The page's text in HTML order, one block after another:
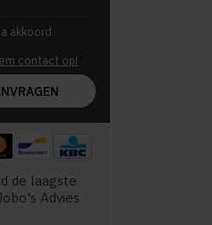
akkoord
contact op!
de laagste
Advies